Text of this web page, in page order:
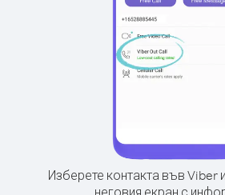
Изберете контакта във Viber
неговия екран с